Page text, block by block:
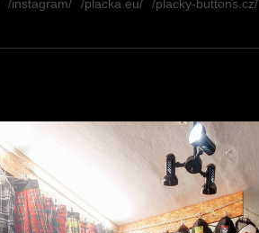
/instagram/ /placka.eu/ /placky-buttons.cz/